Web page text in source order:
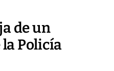
de un
Policía